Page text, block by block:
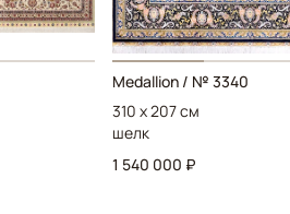
Medallion / № 3340
310 x 207 см
шелк
1 540 000 ₽